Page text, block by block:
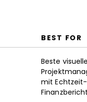
BEST FOR
Beste visuelle
mit Echtzeit-